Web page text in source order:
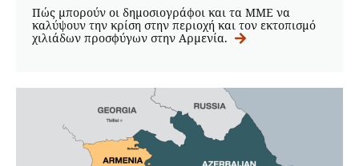
Πώς μπορούν oι δημοσιογράφοι και τα ΜΜΕ να
καλύψουν την κρίση στην περιοχή και τον εκτοπισμό
χιλιάδων προσφύγων στην Αρμενία.